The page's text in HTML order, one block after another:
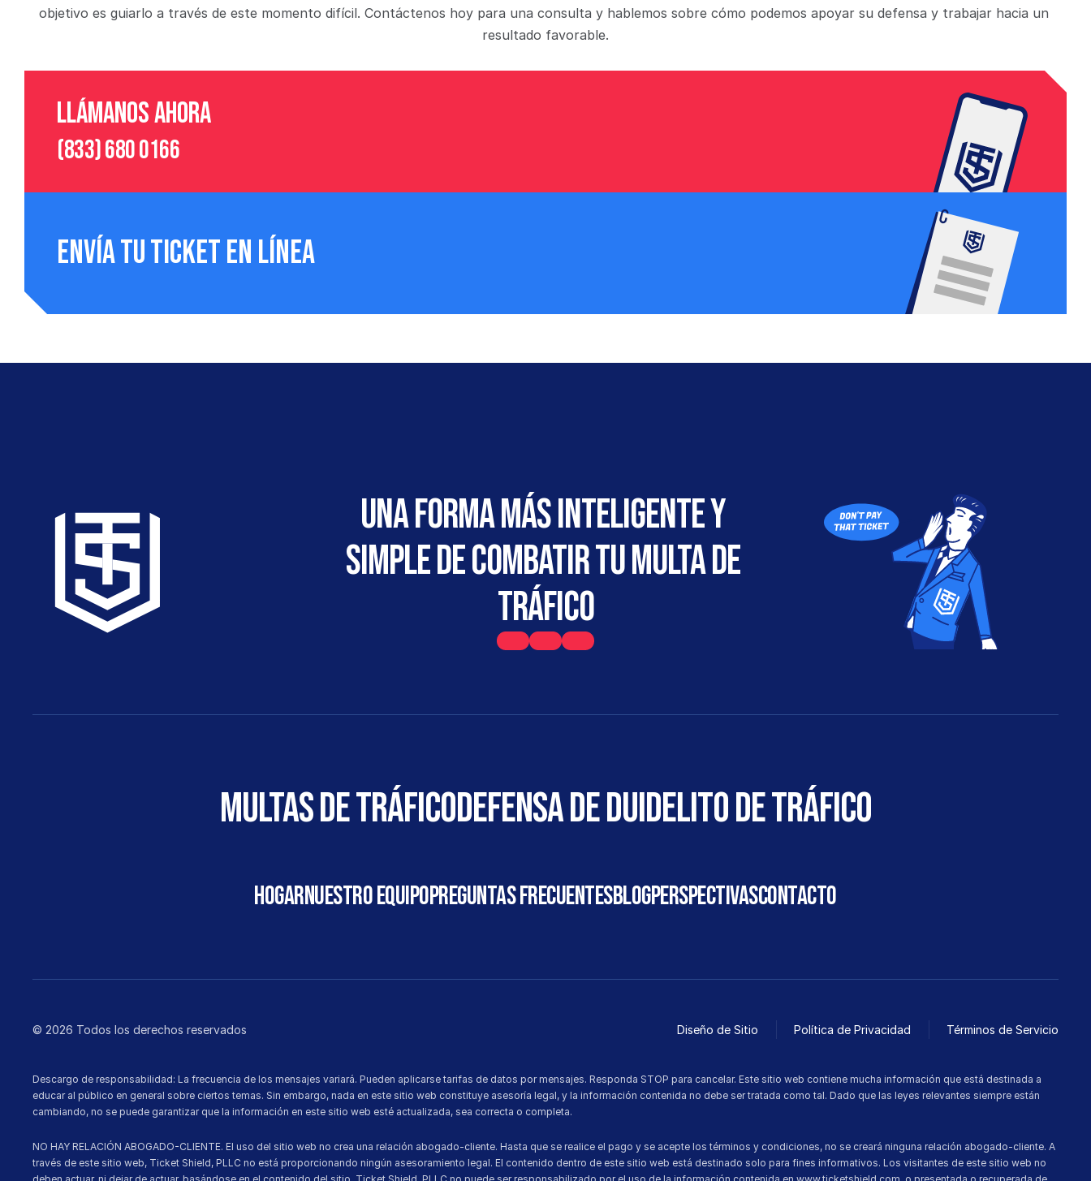
objetivo es guiarlo a través de este momento difícil. Contáctenos hoy para una consulta y hablemos sobre cómo podemos apoyar su defensa y trabajar hacia un
resultado favorable.
Llámanos ahora
(833) 680 0166
Envía tu ticket en línea
Una forma más inteligente y
simple de combatir tu multa de
tráfico
Multas de tráficoDEFENSA DE DUIDELITO DE TRÁFICO
HOGARNuestro EquipoPreguntas frecuentesBlogPerspectivasCONTACTO
© 2026 Todos los derechos reservados Diseño de Sitio Política de Privacidad Términos de Servicio
Descargo de responsabilidad: La frecuencia de los mensajes variará. Pueden aplicarse tarifas de datos por mensajes. Responda STOP para cancelar. Este sitio web contiene mucha información que está destinada a
educar al público en general sobre ciertos temas. Sin embargo, nada en este sitio web constituye asesoría legal, y la información contenida no debe ser tratada como tal. Dado que las leyes relevantes siempre están
cambiando, no se puede garantizar que la información en este sitio web esté actualizada, sea correcta o completa.
NO HAY RELACIÓN ABOGADO-CLIENTE. El uso del sitio web no crea una relación abogado-cliente. Hasta que se realice el pago y se acepte los términos y condiciones, no se creará ninguna relación abogado-cliente. A
través de este sitio web, Ticket Shield, PLLC no está proporcionando ningún asesoramiento legal. El contenido dentro de este sitio web está destinado solo para fines informativos. Los visitantes de este sitio web no